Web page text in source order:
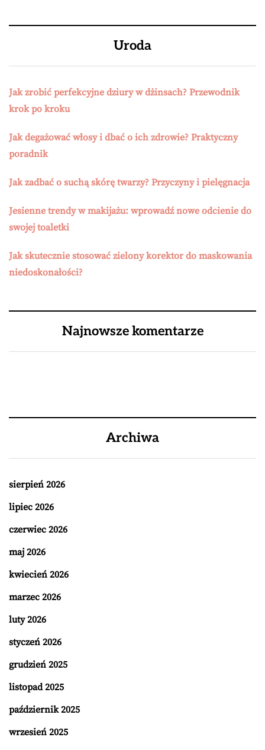
Uroda
Jak zrobić perfekcyjne dziury w dżinsach? Przewodnik
krok po kroku
Jak degażować włosy i dbać o ich zdrowie? Praktyczny
poradnik
Jak zadbać o suchą skórę twarzy? Przyczyny i pielęgnacja
Jesienne trendy w makijażu: wprowadź nowe odcienie do
swojej toaletki
Jak skutecznie stosować zielony korektor do maskowania
niedoskonałości?
Najnowsze komentarze
Archiwa
sierpień 2026
lipiec 2026
czerwiec 2026
maj 2026
kwiecień 2026
marzec 2026
luty 2026
styczeń 2026
grudzień 2025
listopad 2025
październik 2025
wrzesień 2025